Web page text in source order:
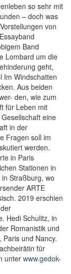
so sehr mit
– doch was
von
Band
Lombard um die
geht,
Im Windschatten
Aus beiden
den, wie zum
für Leben mit
eine
in der
Fragen soll im
werden.
in Paris
Stationen in
Straßburg, wo
ARTE
2019 erschien
Hedi Schulitz, in
Romanistik und
und Nancy.
für
unter www.gedok-